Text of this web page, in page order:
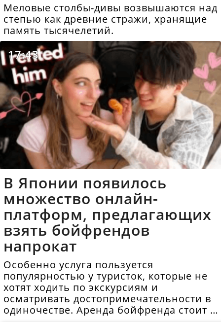
Меловые столбы-дивы возвышаются над
степью как древние стражи, хранящие
память тысячелетий.
17:43
В Японии появилось
множество онлайн-
платформ, предлагающих
взять бойфрендов
напрокат
Особенно услуга пользуется
популярностью у туристок, которые не
хотят ходить по экскурсиям и
осматривать достопримечательности в
одиночестве. Аренда бойфренда стоит в